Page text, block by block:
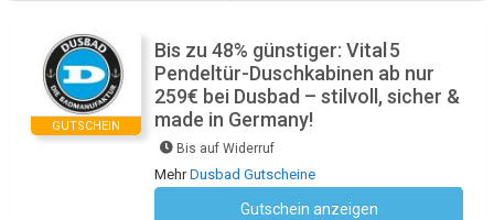
GUTSCHEIN
Bis zu 48% günstiger: Vital 5
Pendeltür-Duschkabinen ab nur
259€ bei Dusbad – stilvoll, sicher &
made in Germany!
Bis auf Widerruf
MehrDusbad Gutscheine
Gutschein anzeigen